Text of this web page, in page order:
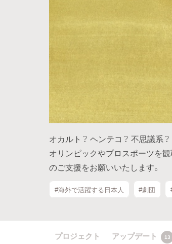
オカルト？ ヘンテコ？ 不思議系
オリンピックやプロスポーツを
のご支援をお願いいたします。
#海外で活躍する日本人 #劇団
プロジェクト アップデート 13